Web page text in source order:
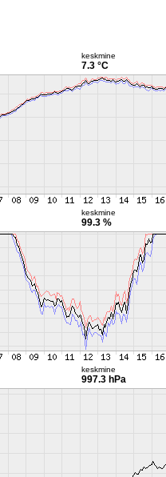
keskmine
7.3 °C
keskmine
99.3 %
keskmine
997.3 hPa